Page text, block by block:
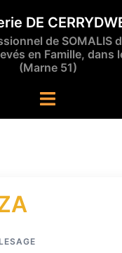
DE
de SOMALIS
en Famille, dans
(Marne 51)
Ouvrir/fermer